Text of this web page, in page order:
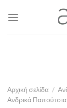
Αρχική σελίδα /
Ανδρικά